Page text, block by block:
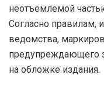
неотъемлемой
Согласно правилам,
ведомства,
предупреждающего
на обложке издания.